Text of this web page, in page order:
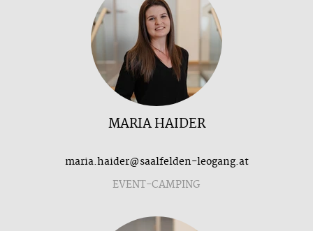
MARIA HAIDER
maria.haider@saalfelden-leogang.at
EVENT-CAMPING